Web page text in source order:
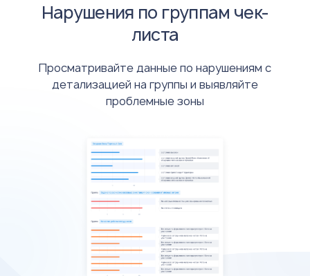
Нарушения по группам чек-
листа
Просматривайте данные по нарушениям с
детализацией на группы и выявляйте
проблемные зоны